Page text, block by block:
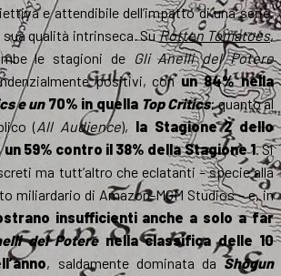
e attendibile dell’impatto di una serie,
sua qualità intrinseca.SuRotten Tomatoes,
le stagioni de Gli Anelli del Potere
positivi, con un 84% nella
e un70% in quella Top Critics; quanto al
(All Audience), la Stagione 2 dello
59% contro il 38% della Stagione 1. Si
ma tutt’altro che eclatanti – specie alla
miliardario di Amazon-MGM Studios – e, in
insufficienti anche a solo a far
del Poterenella classifica delle 10
, saldamente dominata daShōgun